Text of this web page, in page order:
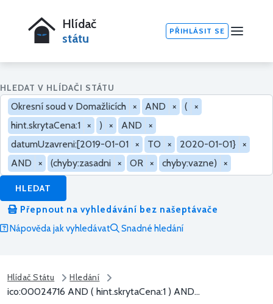
Hlídač
státu
PŘIHLÁSIT SE
HLEDAT V HLÍDAČI STÁTU
Okresní soud v Domažlicích × AND × (
×
hint.skrytaCena:1 × ) × AND
×
datumUzavreni:[2019-01-01 × TO × 2020-01-01} ×
AND
× (chyby:zasadni × OR × chyby:vazne) ×
HLEDAT
Přepnout na vyhledávání bez našeptávače
Nápověda jak vyhledávat
Snadné hledání
Hlídač Státu Hledání
ico:00024716 AND ( hint.skrytaCena:1 ) AND...